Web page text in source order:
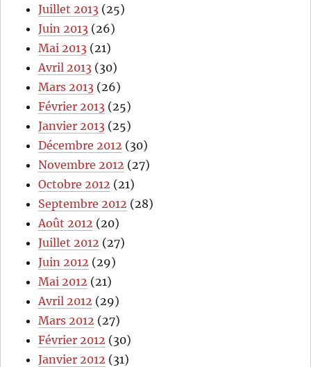
Juillet 2013 (25)
Juin 2013 (26)
Mai 2013 (21)
Avril 2013 (30)
Mars 2013 (26)
Février 2013 (25)
Janvier 2013 (25)
Décembre 2012 (30)
Novembre 2012 (27)
Octobre 2012 (21)
Septembre 2012 (28)
Août 2012 (20)
Juillet 2012 (27)
Juin 2012 (29)
Mai 2012 (21)
Avril 2012 (29)
Mars 2012 (27)
Février 2012 (30)
Janvier 2012 (31)